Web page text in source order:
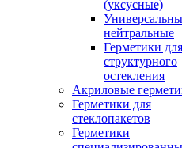
(уксусные)
нейтральные
Герметики для
структурного
остекления
Акриловые
Герметики для
стеклопакетов
Герметики